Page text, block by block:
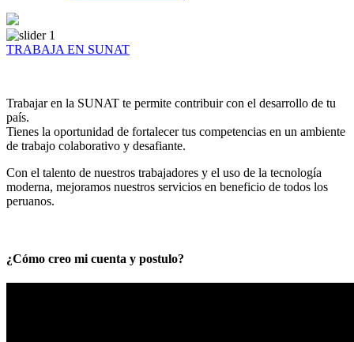
TRABAJA EN SUNAT
Trabajar en la SUNAT te permite contribuir con el desarrollo de tu
país.
Tienes la oportunidad de fortalecer tus competencias en un ambiente
de trabajo colaborativo y desafiante.
Con el talento de nuestros trabajadores y el uso de la tecnología
moderna, mejoramos nuestros servicios en beneficio de todos los
peruanos.
¿Cómo creo mi cuenta y postulo?